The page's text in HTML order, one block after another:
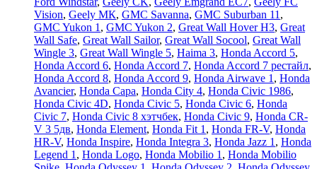
Vision, Geely МК, GMC Savanna, GMC Suburban 11 ,
GMC Yukon 1 , GMC Yukon 2, Great Wall Hover H3, Great
Wall Safe, Great Wall Sailor, Great Wall Socool, Great Wall
Wingle 3, Great Wall Wingle 5, Haima 3, Honda Accord 5,
Honda Accord 6, Honda Accord 7, Honda Accord 7 рестайл,
Honda Accord 8, Honda Accord 9, Honda Airwave 1 , Honda
Avancier, Honda Capa, Honda City 4, Honda Civic 1986,
Honda Civic 4D, Honda Civic 5, Honda Civic 6, Honda
Civic 7, Honda Civic 8 хэтчбек, Honda Civic 9, Honda CR-
V 3 5дв, Honda Element, Honda Fit 1 , Honda FR-V, Honda
HR-V, Honda Inspire, Honda Integra 3, Honda Jazz 1 , Honda
Legend 1 , Honda Logo, Honda Mobilio 1 , Honda Mobilio